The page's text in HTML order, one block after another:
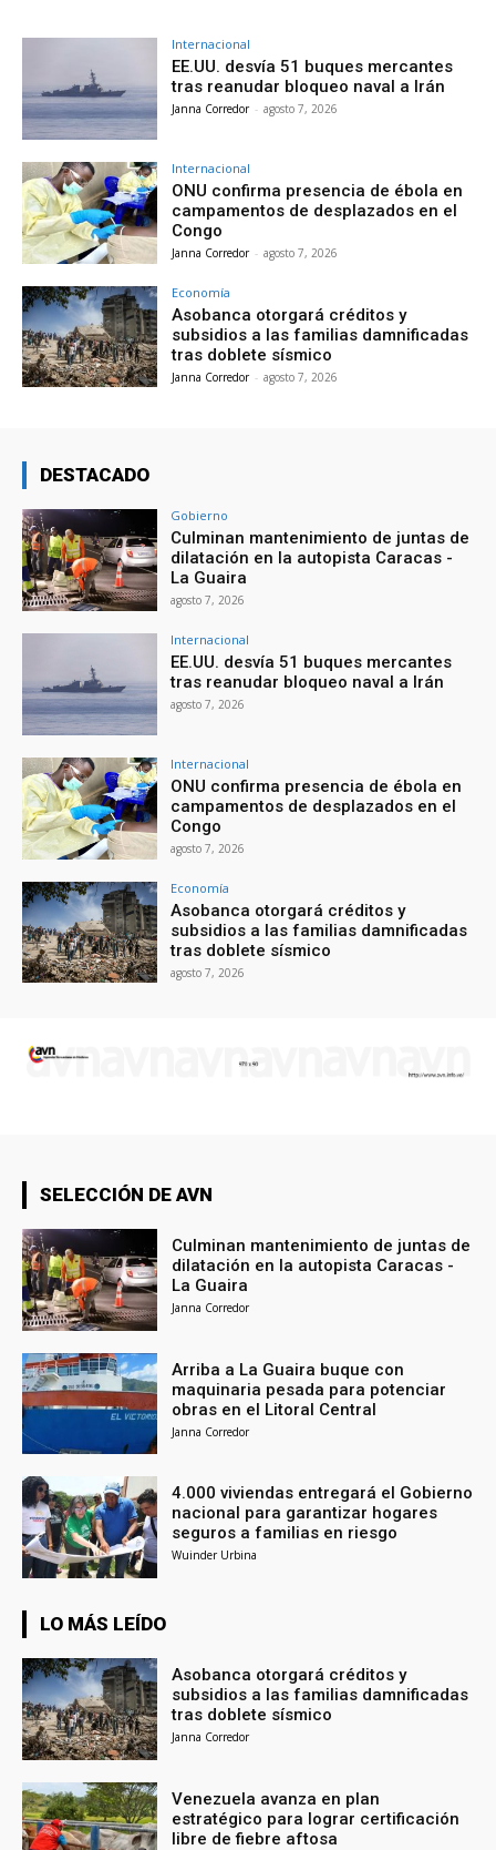
Internacional
EE.UU. desvía 51 buques mercantes
tras reanudar bloqueo naval a Irán
Janna Corredor - agosto 7, 2026
Internacional
ONU confirma presencia de ébola en
campamentos de desplazados en el
Congo
Janna Corredor - agosto 7, 2026
Economía
Asobanca otorgará créditos y
subsidios a las familias damnificadas
tras doblete sísmico
Janna Corredor - agosto 7, 2026
DESTACADO
Gobierno
Culminan mantenimiento de juntas de
dilatación en la autopista Caracas -
La Guaira
agosto 7, 2026
Internacional
EE.UU. desvía 51 buques mercantes
tras reanudar bloqueo naval a Irán
agosto 7, 2026
Internacional
ONU confirma presencia de ébola en
campamentos de desplazados en el
Congo
agosto 7, 2026
Economía
Asobanca otorgará créditos y
subsidios a las familias damnificadas
tras doblete sísmico
agosto 7, 2026
SELECCIÓN DE AVN
Culminan mantenimiento de juntas de
dilatación en la autopista Caracas -
La Guaira
Janna Corredor
Arriba a La Guaira buque con
maquinaria pesada para potenciar
obras en el Litoral Central
Janna Corredor
4.000 viviendas entregará el Gobierno
nacional para garantizar hogares
seguros a familias en riesgo
Wuinder Urbina
LO MÁS LEÍDO
Asobanca otorgará créditos y
subsidios a las familias damnificadas
tras doblete sísmico
Janna Corredor
Venezuela avanza en plan
estratégico para lograr certificación
libre de fiebre aftosa